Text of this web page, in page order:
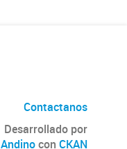
Contactanos
Desarrollado por
Andinocon CKAN